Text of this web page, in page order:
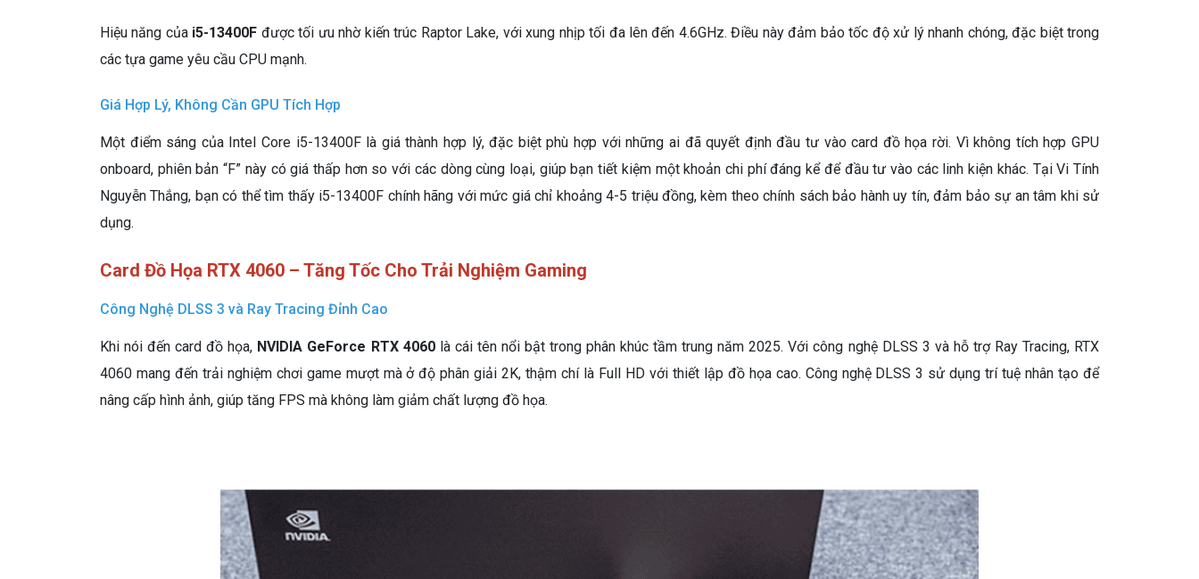
Hiệu năng của i5-13400F được tối ưu nhờ kiến trúc Raptor Lake, với xung nhịp tối đa lên đến 4.6GHz. Điều này đảm bảo tốc độ xử lý nhanh chóng, đặc biệt trong
các tựa game yêu cầu CPU mạnh.
Giá Hợp Lý, Không Cần GPU Tích Hợp
Một điểm sáng của Intel Core i5-13400F là giá thành hợp lý, đặc biệt phù hợp với những ai đã quyết định đầu tư vào card đồ họa rời. Vì không tích hợp GPU
onboard, phiên bản “F” này có giá thấp hơn so với các dòng cùng loại, giúp bạn tiết kiệm một khoản chi phí đáng kể để đầu tư vào các linh kiện khác. Tại Vi Tính
Nguyễn Thắng, bạn có thể tìm thấy i5-13400F chính hãng với mức giá chỉ khoảng 4-5 triệu đồng, kèm theo chính sách bảo hành uy tín, đảm bảo sự an tâm khi sử
dụng.
Card Đồ Họa RTX 4060 – Tăng Tốc Cho Trải Nghiệm Gaming
Công Nghệ DLSS 3 và Ray Tracing Đỉnh Cao
Khi nói đến card đồ họa, NVIDIA GeForce RTX 4060là cái tên nổi bật trong phân khúc tầm trung năm 2025. Với công nghệ DLSS 3 và hỗ trợ Ray Tracing, RTX
4060 mang đến trải nghiệm chơi game mượt mà ở độ phân giải 2K, thậm chí là Full HD với thiết lập đồ họa cao. Công nghệ DLSS 3 sử dụng trí tuệ nhân tạo để
nâng cấp hình ảnh, giúp tăng FPS mà không làm giảm chất lượng đồ họa.